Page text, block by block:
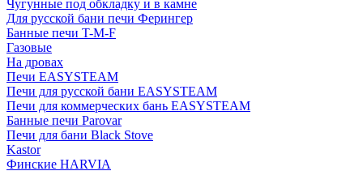
Чугунные под обкладку и в камне
Для русской бани печи Ферингер
Банные печи T-M-F
Газовые
На дровах
Печи EASYSTEAM
Печи для русской бани EASYSTEAM
Печи для коммерческих бань EASYSTEAM
Банные печи Parovar
Печи для бани Black Stove
Kastor
Финские HARVIA